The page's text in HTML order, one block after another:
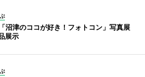
沼津のココが好き！フォトコン」写真展
展示